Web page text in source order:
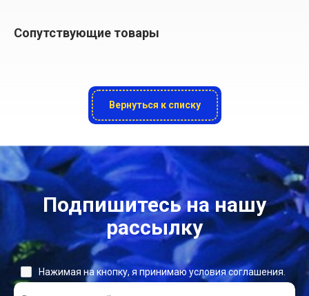
Сопутствующие товары
Вернуться к списку
Подпишитесь на нашу
рассылку
Нажимая на кнопку, я принимаю условия соглашения.